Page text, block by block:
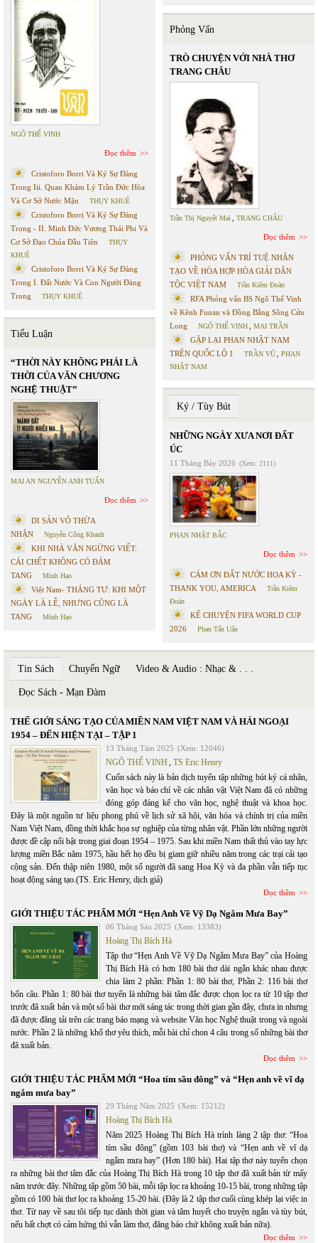
NGÔ THẾ VINH
Đọc thêm
Cristoforo Borri Và Ký Sự Đàng
Trong Iii. Quan Khám Lý Trần Đức Hòa
Và Cơ Sở Nước Mặn
THỤY KHUÊ
Cristoforo Borri Và Ký Sự Đàng
Trong - II. Minh Đức Vương Thái Phi Và
Cơ Sở Đạo Chúa Đầu Tiên
THỤY
KHUÊ
Cristoforo Borri Và Ký Sự Đàng
Trong I. Đất Nước Và Con Người Đàng
Trong
THỤY KHUÊ
Tiểu Luận
“THỜI NÀY KHÔNG PHẢI LÀ
THỜI CỦA VĂN CHƯƠNG
NGHỆ THUẬT”
MAI AN NGUYỄN ANH TUẤN
Đọc thêm
DI SẢN VÔ THỪA
NHẬN
Nguyễn Công Khanh
KHI NHÀ VĂN NGỪNG VIẾT:
CÁI CHẾT KHÔNG CÓ ĐÁM
TANG
Minh Hạo
Việt Nam- THÁNG TƯ: KHI MỘT
NGÀY LÀ LỄ, NHƯNG CŨNG LÀ
TANG
Minh Hạo
Phỏng Vấn
TRÒ CHUYỆN VỚI NHÀ THƠ
TRANG CHÂU
Trần Thị Nguyệt Mai, TRANG CHÂU
Đọc thêm
PHỎNG VẤN TRÍ TUỆ NHÂN
TẠO VỀ HÒA HỢP HÒA GIẢI DÂN
TỘC VIỆT NAM
Trần Kiêm Đoàn
RFA Phỏng vấn BS Ngô Thế Vinh
về Kênh Funan và Đồng Bằng Sông Cửu
Long
NGÔ THẾ VINH, MAI TRẦN
GẶP LẠI PHAN NHẬT NAM
TRÊN QUỐC LỘ 1
TRẦN VŨ, PHAN
NHẬT NAM
Ký / Tùy Bút
NHỮNG NGÀY XƯA NƠI ĐẤT
ÚC
11 Tháng Bảy 2026 (Xem: 2111)
PHAN NHẬT BẮC
Đọc thêm
CÁM ƠN ĐẤT NƯỚC HOA KỲ -
THANK YOU, AMERICA
Trần Kiêm
Đoàn
KỂ CHUYỆN FIFA WORLD CUP
2026
Phan Tấn Uẩn
Tin Sách Chuyển Ngữ Video & Audio : Nhạc & . . .
Đọc Sách - Mạn Đàm
THẾ GIỚI SÁNG TẠO CỦA MIỀN NAM VIỆT NAM VÀ HẢI NGOẠI
1954 – ĐẾN HIỆN TẠI – TẬP 1
13 Tháng Tám 2025 (Xem: 12046)
NGÔ THẾ VINH, TS Eric Henry
Cuốn sách này là bản dịch tuyển tập những bút ký cá nhân,
văn học và báo chí về các nhân vật Việt Nam đã có những
đóng góp đáng kể cho văn học, nghệ thuật và khoa học.
Đây là một nguồn tư liệu phong phú về lịch sử xã hội, văn hóa và chính trị của miền
Nam Việt Nam, đồng thời khắc họa sự nghiệp của từng nhân vật. Phần lớn những người
được đề cập nổi bật trong giai đoạn 1954 – 1975. Sau khi miền Nam thất thủ vào tay lực
lượng miền Bắc năm 1975, hầu hết họ đều bị giam giữ nhiều năm trong các trại cải tạo
cộng sản. Đến thập niên 1980, một số người đã sang Hoa Kỳ và đa phần vẫn tiếp tục
hoạt động sáng tạo.(TS. Eric Henry, dịch giả)
Đọc thêm
GIỚI THIỆU TÁC PHẨM MỚI “Hẹn Anh Về Vỹ Dạ Ngắm Mưa Bay”
06 Tháng Sáu 2025 (Xem: 13383)
Hoàng Thị Bích Hà
Tập thơ “Hẹn Anh Về Vỹ Dạ Ngắm Mưa Bay” của Hoàng
Thị Bích Hà có hơn 180 bài thơ dài ngắn khác nhau được
chia làm 2 phần: Phần 1: 80 bài thơ, Phần 2: 116 bài thơ
bốn câu. Phần 1: 80 bài thơ tuyển là những bài tâm đắc được chọn lọc ra từ 10 tập thơ
trước đã xuất bản và một số bài thơ mới sáng tác trong thời gian gần đây, chưa in nhưng
đã được đăng tải trên các trang báo mạng và website Văn học Nghệ thuật trong và ngoài
nước. Phần 2 là những khổ thơ yêu thích, mỗi bài chỉ chon 4 câu trong số những bài thơ
đã xuất bản.
Đọc thêm
GIỚI THIỆU TÁC PHẨM MỚI “Hoa tím sầu đông” và “Hẹn anh về vĩ dạ
ngắm mưa bay”
29 Tháng Năm 2025 (Xem: 15212)
Hoàng Thị Bích Hà
Năm 2025 Hoàng Thị Bích Hà trình làng 2 tập thơ: “Hoa
tím sầu đông” (gồm 103 bài thơ) và “Hẹn anh về vĩ dạ
ngắm mưa bay” (Hơn 180 bài). Hai tập thơ này tuyển chọn
ra những bài thơ tâm đắc của Hoàng Thị Bích Hà trong 10 tập thơ đã xuất bản từ mấy
năm trước đây. Những tập gồm 50 bài, mỗi tập lọc ra khoảng 10-15 bài, trong những tập
gồm có 100 bài thơ lọc ra khoảng 15-20 bài. (Đây là 2 tập thơ cuối cùng khép lại việc in
thơ. Từ nay về sau tôi tiếp tục dành thời gian và tâm huyết cho truyện ngắn và tùy bút,
nếu bất chợt có cảm hứng thì vẫn làm thơ, đăng báo chứ không xuất bản nữa).
Đọc thêm